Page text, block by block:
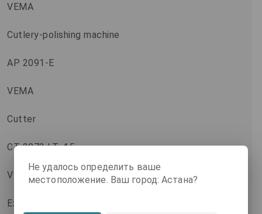
VEMA
Cutlery-polishing machine
AP 2091-E
VEMA
Cutter
CT 2073 LT. 4.5
VEMA
Extractor
Не удалось определить ваше
местоположение. Ваш город: Астана?